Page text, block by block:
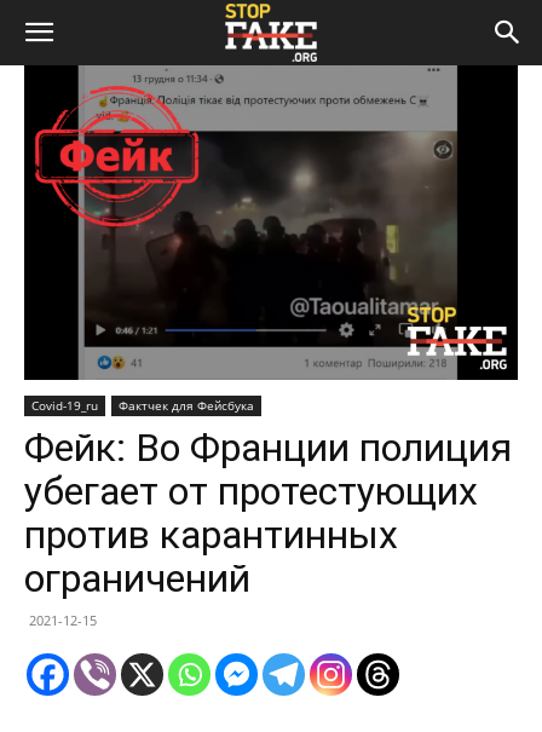
Covid-19_ru Фактчек для Фейсбука
Фейк: Во Франции полиция
убегает от протестующих
против карантинных
ограничений
2021-12-15